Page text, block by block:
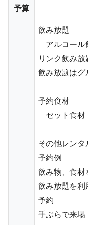
予算
飲み放題
アルコー
リンク飲み
飲み放題はグ
予約食材
セット食
その他レンタ
予約例
飲み物、食
飲み放題
予約
手ぶらで